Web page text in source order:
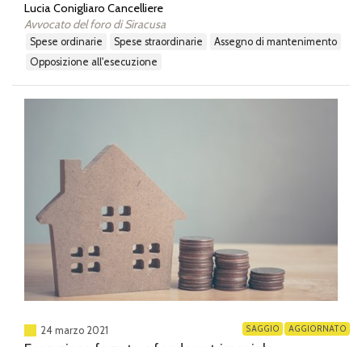
affidatario esclusivo del figlio minore. L'allargamento dei limiti
di utilizzabilità a tal fine del titolo esecutivo originario
nell'evoluzione recente della giurisprudenza di legittimità.
Lucia Conigliaro Cancelliere
Avvocato del foro di Siracusa
spese ordinarie spese straordinarie
assegno di mantenimento
opposizione all'esecuzione
24 marzo 2021 AGGIORNATO
SAGGIO